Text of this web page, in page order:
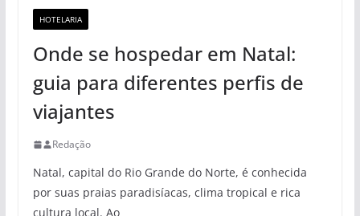
HOTELARIA
Onde se hospedar em Natal:
guia para diferentes perfis de
viajantes
Redação
Natal, capital do Rio Grande do Norte, é conhecida
por suas praias paradisíacas, clima tropical e rica
cultura local. Ao